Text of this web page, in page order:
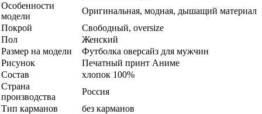
Особенности
модели
Оригинальная, модная, дышащий материал
Покрой
Свободный, oversize
Пол
Женский
Размер на модели
Футболка оверсайз для мужчин
Рисунок
Печатный принт Аниме
Состав
хлопок 100%
Страна
производства
Россия
Тип карманов
без карманов